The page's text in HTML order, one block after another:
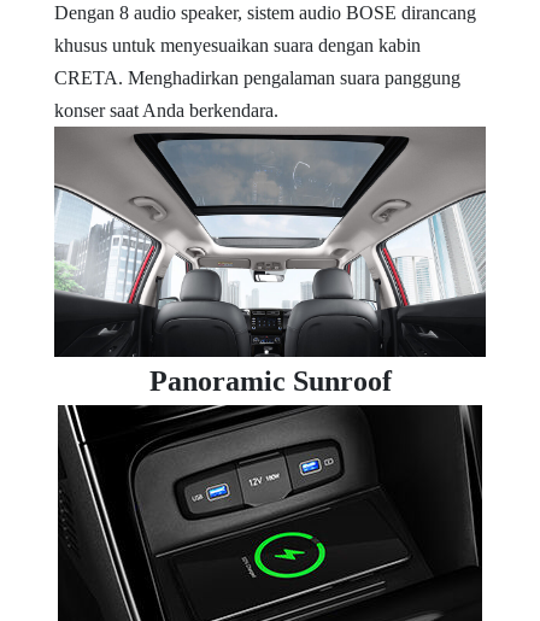
Dengan 8 audio speaker, sistem audio BOSE dirancang
khusus untuk menyesuaikan suara dengan kabin
CRETA. Menghadirkan pengalaman suara panggung
konser saat Anda berkendara.
Panoramic Sunroof